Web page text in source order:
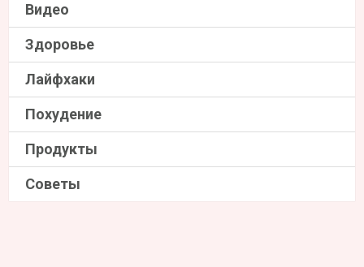
Видео
Здоровье
Лайфхаки
Похудение
Продукты
Советы